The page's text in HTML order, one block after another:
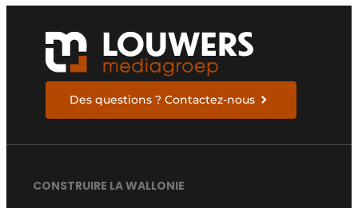
Des questions ? Contactez-nous
CONSTRUIRE LA WALLONIE